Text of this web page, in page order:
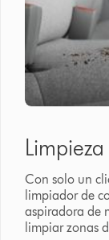
Con solo un
limpiador de
aspiradora de
limpiar zonas